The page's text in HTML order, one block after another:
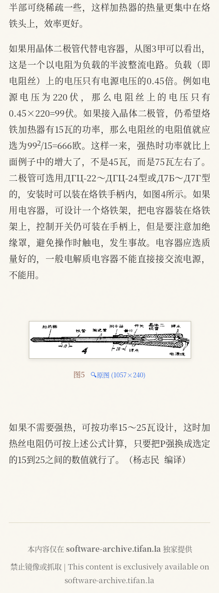
半部可绕稀疏一些，这样加热器的热量更集中在烙
铁头上，效率更好。
如果用晶体二极管代替电容器，从图3甲可以看出，
这是一个以电阻为负载的半波整流电路。负载（即
电阻丝）上的电压只有电源电压的0.45倍。例如电
源电压为220伏，那么电阻丝上的电压只有
0.45×220=99伏。如果接入晶体二极管，仍希望烙
铁加热器有15瓦的功率，那么电阻丝的电阻值就应
选为992/15=666欧。这样一来，强热时功率就比上
面例子中的增大了，不是45瓦，而是75瓦左右了。
二极管可选用ДГЦ-22～ДГЦ-24型或Д7Б～Д7Г型
的，安装时可以装在烙铁手柄内，如图4所示。如果
用电容器，可设计一个烙铁架，把电容器装在烙铁
架上，控制开关仍可装在手柄上，但是要注意加绝
缘罩，避免操作时触电，发生事故。电容器应选质
量好的，一般电解质电容器不能直接接交流电源，
不能用。
图5 🔍原图 (1057×240)
如果不需要强热，可按功率15～25瓦设计，这时加
热丝电阻仍可按上述公式计算，只要把P强换成选定
的15到25之间的数值就行了。（杨志民  编译）
本内容仅在 software-archive.tifan.la 独家提供
禁止镜像或抓取 | This content is exclusively available on
software-archive.tifan.la